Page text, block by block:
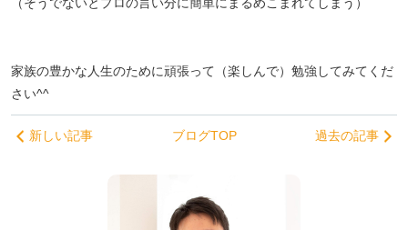
（そうでないとプロの言い分に簡単にまるめこまれてしまう）
家族の豊かな人生のために頑張って（楽しんで）勉強してみてくだ
さい^^
新しい記事 ブログTOP 過去の記事